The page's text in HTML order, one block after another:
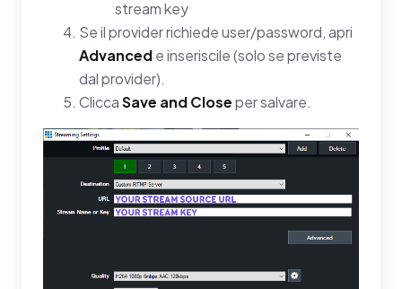
stream key
Se il provider richiede user/password, apri
Advancede inseriscile (solo se previste
dal provider).
CliccaSave and Closeper salvare.